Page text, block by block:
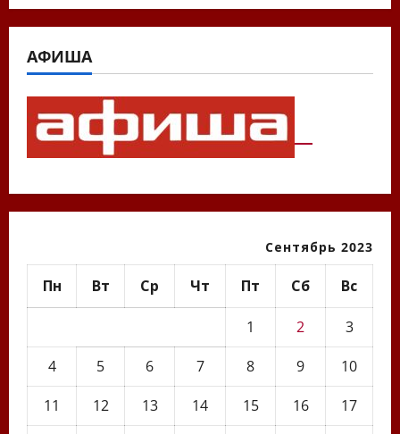
АФИША
Сентябрь 2023
Пн Вт Ср Чт Пт Сб Вс
1 2
3
4
5 6 7 8 9
10
11
12 13 14 15 16
17